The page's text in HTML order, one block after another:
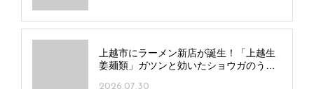
上越市にラーメン新店が誕生！「上越生
姜麺類」ガツンと効いたショウガのうま
2026.07.30